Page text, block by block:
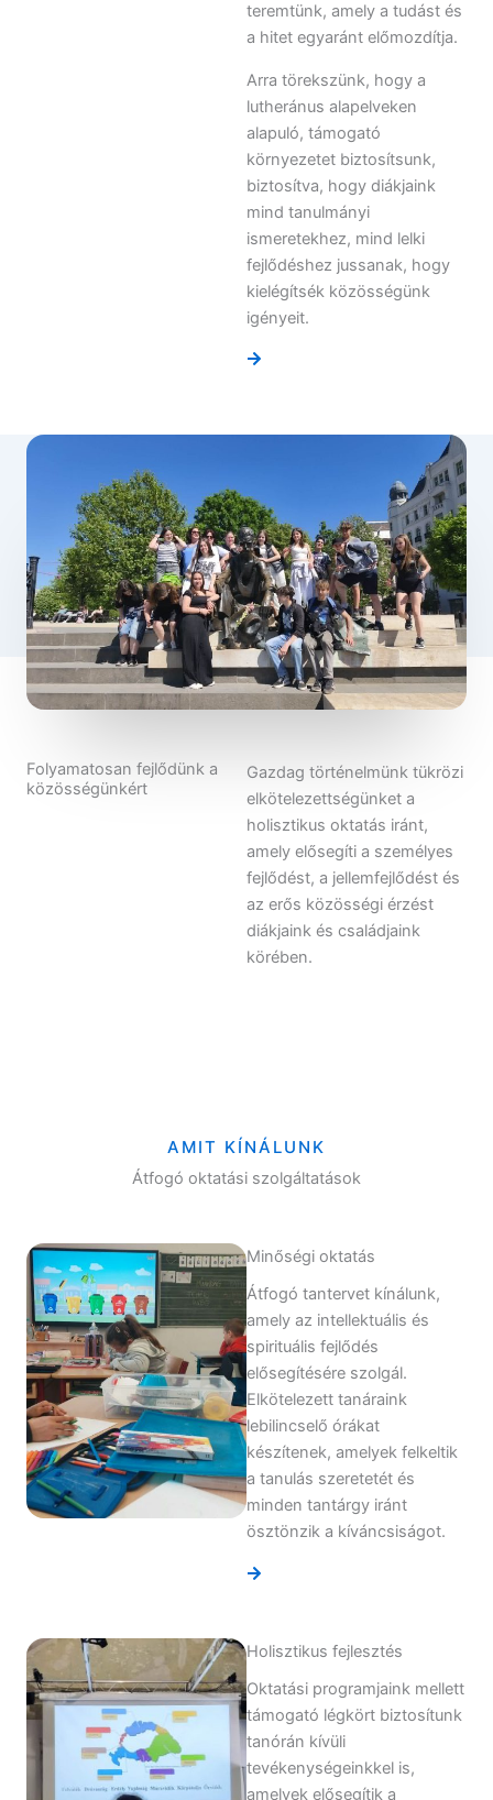
teremtünk, amely a tudást és
a hitet egyaránt előmozdítja.
Arra törekszünk, hogy a
lutheránus alapelveken
alapuló, támogató
környezetet biztosítsunk,
biztosítva, hogy diákjaink
mind tanulmányi
ismeretekhez, mind lelki
fejlődéshez jussanak, hogy
kielégítsék közösségünk
igényeit.
Folyamatosan fejlődünk a
közösségünkért
Gazdag történelmünk tükrözi
elkötelezettségünket a
holisztikus oktatás iránt,
amely elősegíti a személyes
fejlődést, a jellemfejlődést és
az erős közösségi érzést
diákjaink és családjaink
körében.
AMIT KÍNÁLUNK
Átfogó oktatási szolgáltatások
Minőségi oktatás
Átfogó tantervet kínálunk,
amely az intellektuális és
spirituális fejlődés
elősegítésére szolgál.
Elkötelezett tanáraink
lebilincselő órákat
készítenek, amelyek felkeltik
a tanulás szeretetét és
minden tantárgy iránt
ösztönzik a kíváncsiságot.
Holisztikus fejlesztés
Oktatási programjaink mellett
támogató légkört biztosítunk
tanórán kívüli
tevékenységeinkkel is,
amelyek elősegítik a